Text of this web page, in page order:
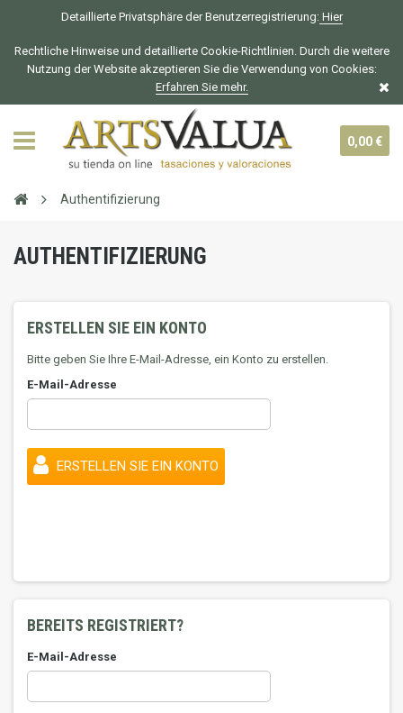
Detaillierte Privatsphäre der Benutzerregistrierung:Hier
Rechtliche Hinweise und detaillierte Cookie-Richtlinien. Durch die weitere
Nutzung der Website akzeptieren Sie die Verwendung von Cookies:
Erfahren Sie mehr.
0,00 €
Authentifizierung
AUTHENTIFIZIERUNG
ERSTELLEN SIE EIN KONTO
Bitte geben Sie Ihre E-Mail-Adresse, ein Konto zu erstellen.
E-Mail-Adresse
ERSTELLEN SIE EIN KONTO
BEREITS REGISTRIERT?
E-Mail-Adresse